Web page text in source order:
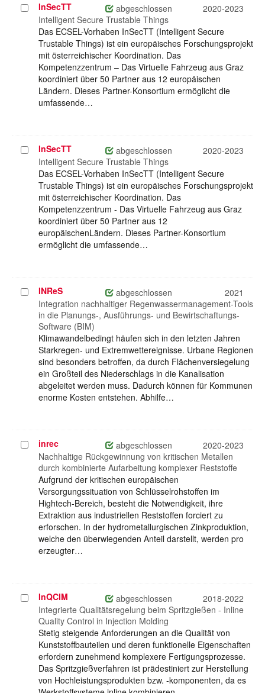
Projekt
auswählen
InSecTT abgeschlossen
2020-2023
Intelligent Secure Trustable Things
Das ECSEL-Vorhaben InSecTT (Intelligent Secure
Trustable Things) ist ein europäisches Forschungsprojekt
mit österreichischer Koordination. Das
Kompetenzzentrum – Das Virtuelle Fahrzeug aus Graz
koordiniert über 50 Partner aus 12 europäischen
Ländern. Dieses Partner-Konsortium ermöglicht die
umfassende…
Projekt
auswählen
InSecTT abgeschlossen
2020-2023
Intelligent Secure Trustable Things
Das ECSEL-Vorhaben InSecTT (Intelligent Secure
Trustable Things) ist ein europäisches Forschungsprojekt
mit österreichischer Koordination. Das
Kompetenzzentrum - Das Virtuelle Fahrzeug aus Graz
koordiniert über 50 Partner aus 12
europäischenLändern. Dieses Partner-Konsortium
ermöglicht die umfassende…
Projekt
auswählen
INReS abgeschlossen
2021
Integration nachhaltiger Regenwassermanagement-Tools
in die Planungs-, Ausführungs- und Bewirtschaftungs-
Software (BIM)
Klimawandelbedingt häufen sich in den letzten Jahren
Starkregen- und Extremwettereignisse. Urbane Regionen
sind besonders betroffen, da durch Flächenversiegelung
ein Großteil des Niederschlags in die Kanalisation
abgeleitet werden muss. Dadurch können für Kommunen
enorme Kosten entstehen. Abhilfe…
Projekt
auswählen
inrec abgeschlossen
2020-2023
Nachhaltige Rückgewinnung von kritischen Metallen
durch kombinierte Aufarbeitung komplexer Reststoffe
Aufgrund der kritischen europäischen
Versorgungssituation von Schlüsselrohstoffen im
Hightech-Bereich, besteht die Notwendigkeit, ihre
Extraktion aus industriellen Reststoffen forciert zu
erforschen. In der hydrometallurgischen Zinkproduktion,
welche den überwiegenden Anteil darstellt, werden pro
erzeugter…
Projekt
auswählen
InQCIM abgeschlossen
2018-2022
Integrierte Qualitätsregelung beim Spritzgießen - Inline
Quality Control in Injection Molding
Stetig steigende Anforderungen an die Qualität von
Kunststoffbauteilen und deren funktionelle Eigenschaften
erfordern zunehmend komplexere Fertigungsprozesse.
Das Spritzgießverfahren ist prädestiniert zur Herstellung
von Hochleistungsprodukten bzw. -komponenten, da es